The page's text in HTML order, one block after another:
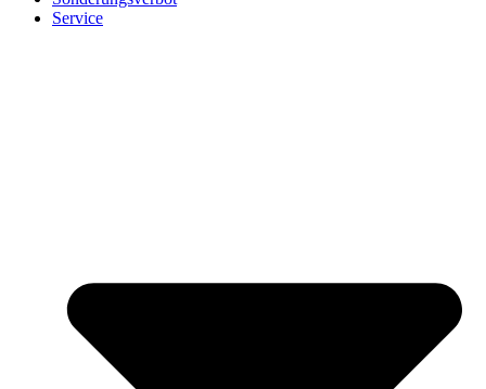
Service